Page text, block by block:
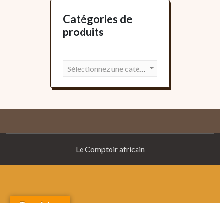
Catégories de
produits
Sélectionnez une catégorie
Le Comptoir africain